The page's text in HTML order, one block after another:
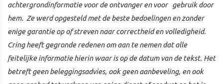
achtergrondinformatie voor de ontvanger en voor gebruik door
hem. Ze werd opgesteld met de beste bedoelingen en zonder
enige garantie op of streven naar correctheid en volledigheid.
Cring heeft gegronde redenen om aan te nemen dat alle
feitelijke informatie hierin waar is op de datum van de tekst. Het
betreft geen beleggingsadvies, ook geen aanbeveling, en ook